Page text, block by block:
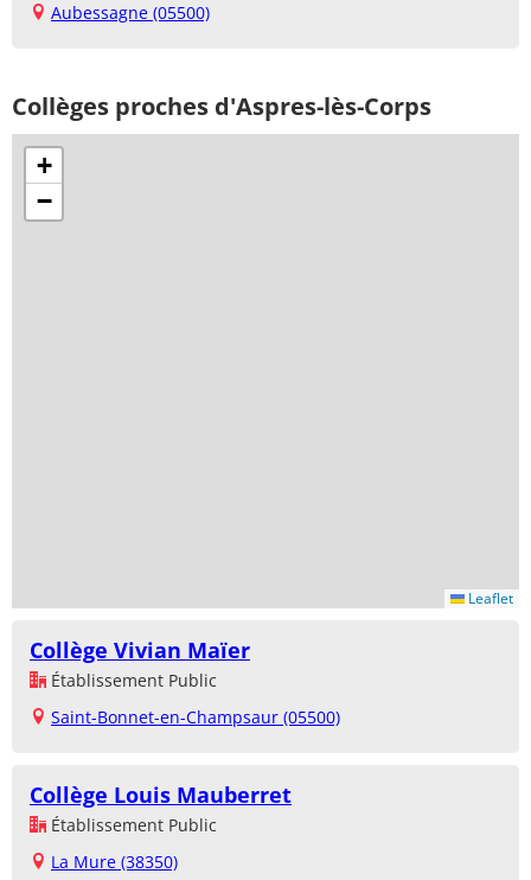
Aubessagne (05500)
Collèges proches d'Aspres-lès-Corps
+
−
Leaflet
Collège Vivian Maïer
Établissement Public
Saint-Bonnet-en-Champsaur (05500)
Collège Louis Mauberret
Établissement Public
La Mure (38350)